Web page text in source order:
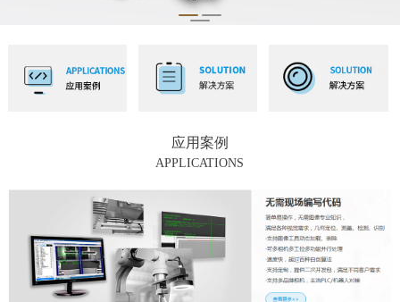
应用案例
APPLICATIONS